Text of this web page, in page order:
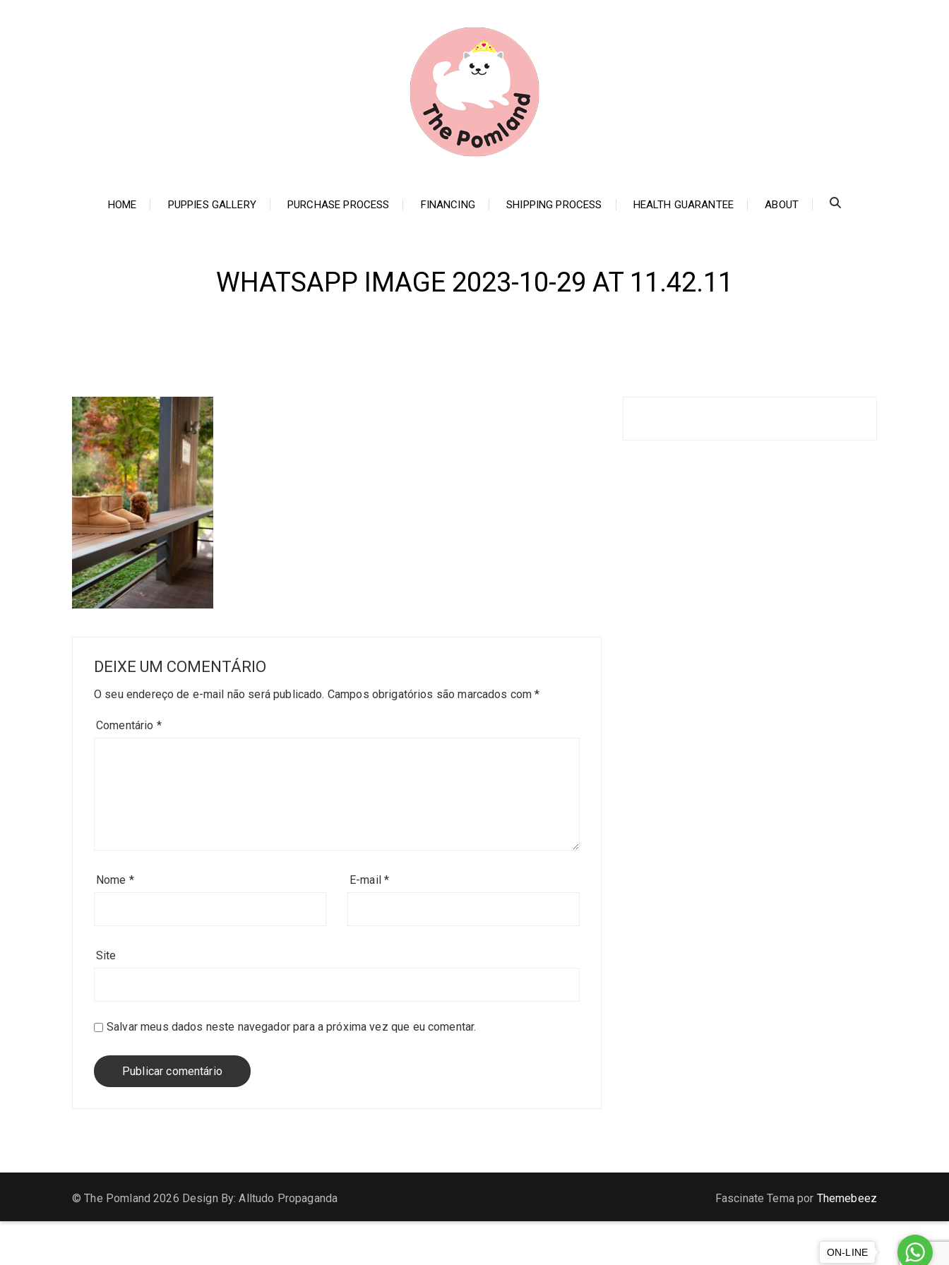
HOME PUPPIES GALLERY PURCHASE PROCESS FINANCING SHIPPING PROCESS HEALTH GUARANTEE ABOUT
WHATSAPP IMAGE 2023-10-29 AT 11.42.11
DEIXE UM COMENTÁRIO
O seu endereço de e-mail não será publicado. Campos obrigatórios são marcados com*
Comentário *
Nome * E-mail*
Site
Salvar meus dados neste navegador para a próxima vez que eu comentar.
© The Pomland 2026 Design By: Alltudo Propaganda Fascinate Tema por Themebeez
ON-LINE